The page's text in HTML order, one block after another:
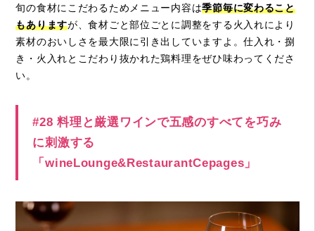
旬の食材にこだわるためメニュー内容は季節毎に変わること
もありますが、食材ごと部位ごとに調整をする火入れにより
素材のおいしさを最大限に引き出していますよ。仕入れ・捌
き・火入れとこだわり抜かれた鶏料理をぜひ味わってくださ
い。
#28 料理と厳選ワインで五感のすべてを巧み
に刺激する
「wineLounge&RestaurantCepages」